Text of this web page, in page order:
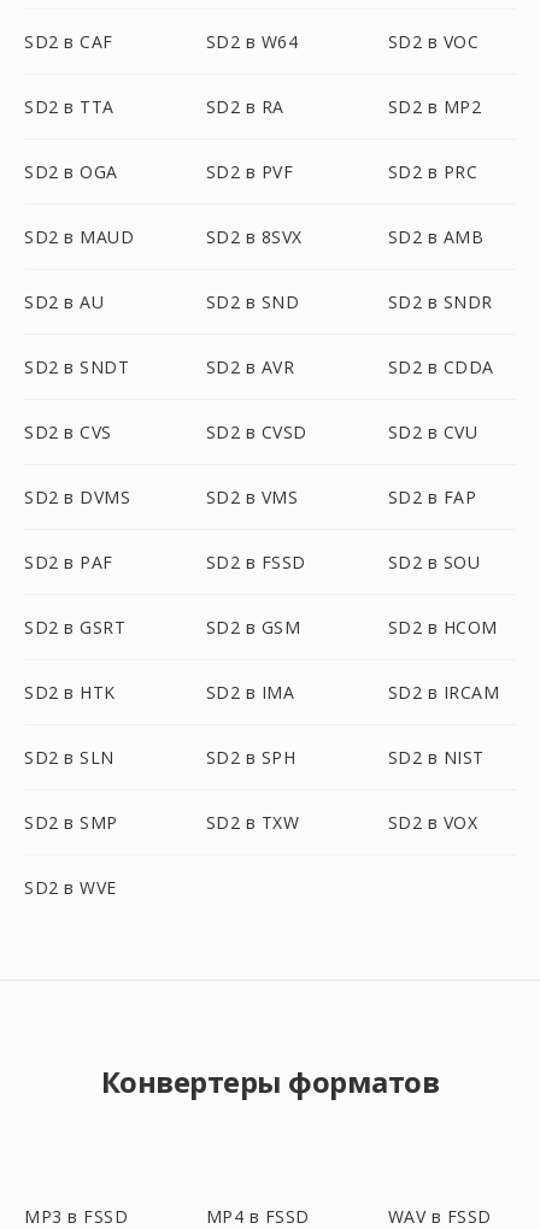
SD2 в CAF SD2 в W64 SD2 в VOC
SD2 в TTA SD2 в RA SD2 в MP2
SD2 в OGA SD2 в PVF SD2 в PRC
SD2 в MAUD SD2 в 8SVX SD2 в AMB
SD2 в AU SD2 в SND SD2 в SNDR
SD2 в SNDT SD2 в AVR SD2 в CDDA
SD2 в CVS SD2 в CVSD SD2 в CVU
SD2 в DVMS SD2 в VMS SD2 в FAP
SD2 в PAF SD2 в FSSD SD2 в SOU
SD2 в GSRT SD2 в GSM SD2 в HCOM
SD2 в HTK SD2 в IMA SD2 в IRCAM
SD2 в SLN SD2 в SPH SD2 в NIST
SD2 в SMP SD2 в TXW SD2 в VOX
SD2 в WVE
Конвертеры форматов
MP3 в FSSD MP4 в FSSD WAV в FSSD